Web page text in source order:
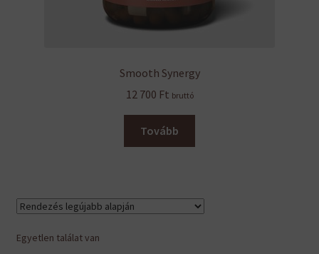
Smooth Synergy
12 700 Ft bruttó
Tovább
Egyetlen találat van